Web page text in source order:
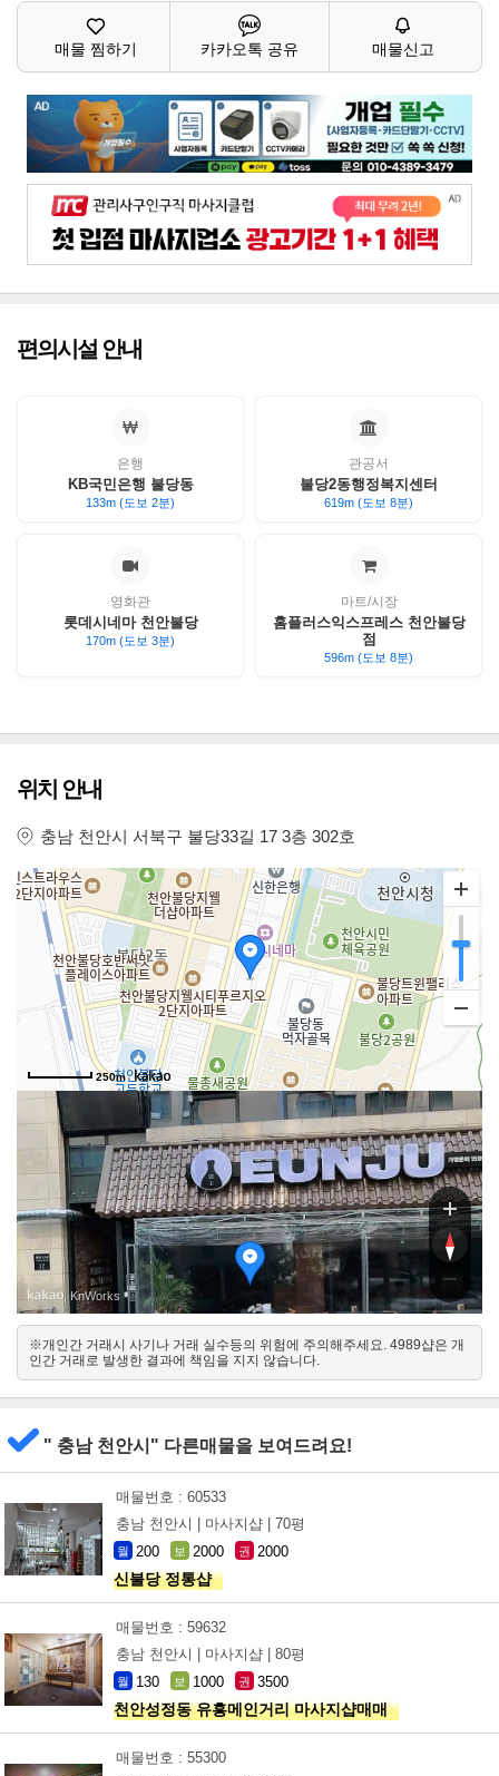
매물 찜하기 카카오톡 공유 매물신고
편의시설 안내
은행
KB국민은행 불당동
133m (도보 2분)
관공서
불당2동행정복지센터
619m (도보 8분)
영화관
롯데시네마 천안불당
170m (도보 3분)
마트/시장
홈플러스익스프레스 천안불당
점
596m (도보 8분)
위치 안내
충남 천안시 서북구 불당33길 17 3층 302호
250m
당
당
남
, KnWorks
※개인간 거래시 사기나 거래 실수등의 위험에 주의해주세요. 4989샵은 개
인간 거래로 발생한 결과에 책임을 지지 않습니다.
" 충남 천안시" 다른매물을 보여드려요!
매물번호 : 60533
충남 천안시 |
마사지샵 | 70평
월 200 보 2000 권 2000
신불당 정통샵
매물번호 : 59632
충남 천안시 |
마사지샵 | 80평
월 130 보 1000 권 3500
천안성정동 유흥메인거리 마사지샵매매
매물번호 : 55300